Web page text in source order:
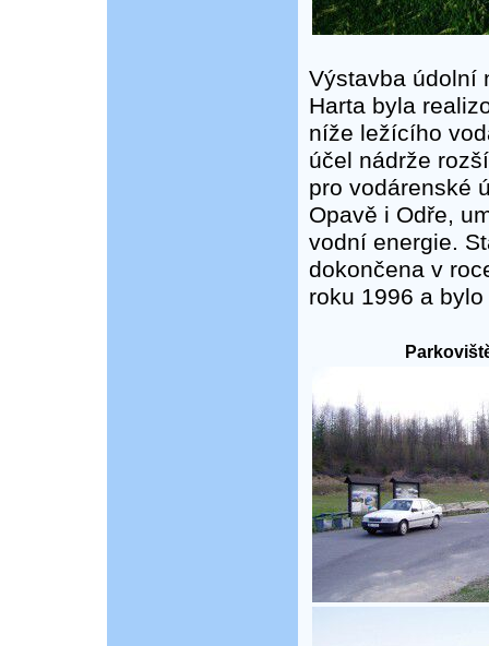
Výstavba údolní
Harta byla
níže ležícího
účel nádrže
pro vodárenské
Opavě i Odře,
vodní energie.
dokončena v
roku 1996 a